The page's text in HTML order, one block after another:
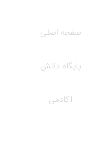
صفحه اصلی
پایگاه دانش
آکادمی